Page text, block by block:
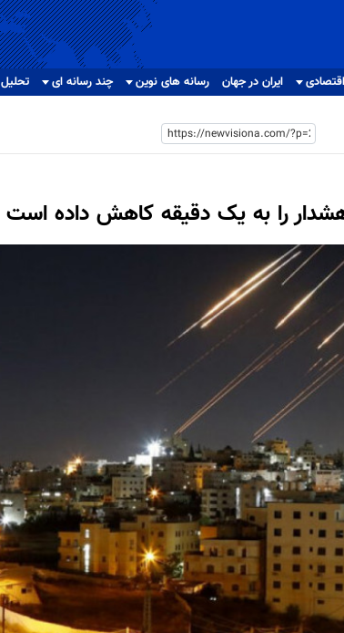
اقتصادی ایران در جهان رسانه های نوین چند رسانه ای تحلیل
را به یک دقیقه کاهش داده است